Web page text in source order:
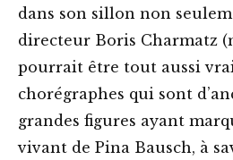
dans son sillon non
directeur Boris Charmatz
pourrait être tout aussi
chorégraphes qui sont
grandes figures ayant
vivant de Pina Bausch, à